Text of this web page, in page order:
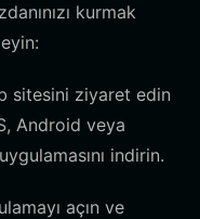
kurmak
sitesini ziyaret edin
Android veya
indirin.
açın ve